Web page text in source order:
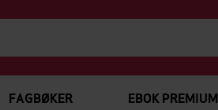
FAGBØKER EBOK PREMIUM